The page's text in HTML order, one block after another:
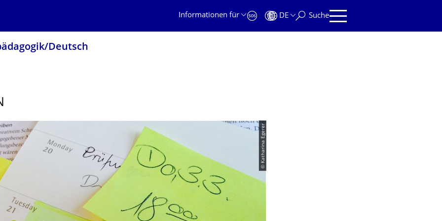
Informationen für
DE Suche
Deutsch
© Katharina Egerer